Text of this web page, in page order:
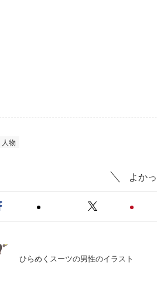
人物
よか
ひらめくスーツの男性のイラスト